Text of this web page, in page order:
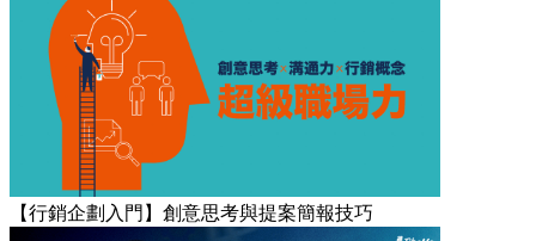
【行銷企劃入門】創意思考與提案簡報技巧